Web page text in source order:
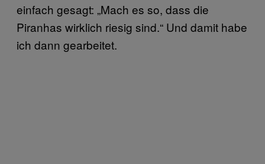
einfach gesagt: „Mach es so, dass die
Piranhas wirklich riesig sind.“ Und damit habe
ich dann gearbeitet.